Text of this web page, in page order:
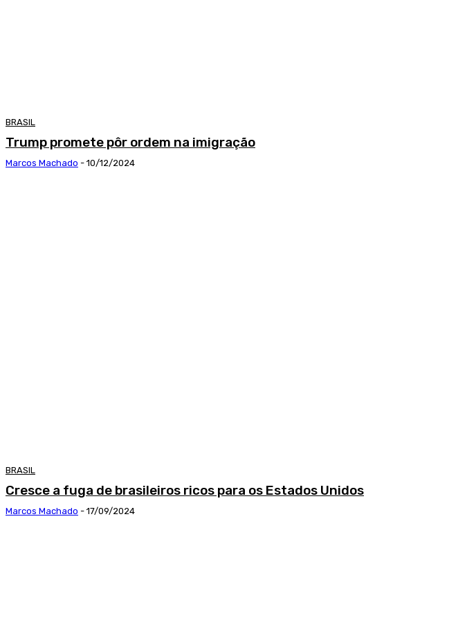
BRASIL
Trump promete pôr ordem na imigração
Marcos Machado - 10/12/2024
BRASIL
Cresce a fuga de brasileiros ricos para os Estados Unidos
Marcos Machado - 17/09/2024